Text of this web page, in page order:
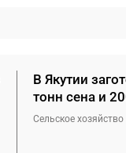
В Якутии
тонн сена и
Сельское хозяйство